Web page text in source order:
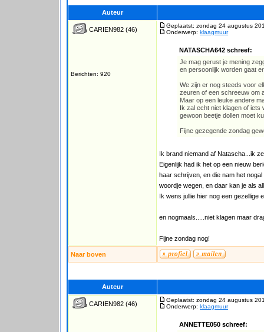
Auteur
CARIEN982 (46)
Berichten: 920
Geplaatst: zondag 24 augustus
Onderwerp: klaagmuur
NATASCHA642 schreef:
Je mag gerust je mening
en persoonlijk worden gaat
We zijn er nog steeds voor
zeuren of een schreeuw om
Maar op een leuke andere
Ik zal echt niet klagen of iets
gewoon beetje dollen moet
Fijne gezegende zondag
Ik brand niemand af Natascha...ik
Eigenlijk had ik het op een nieuw
haar schrijven, en die nam het
woordje wegen, en daar kan je als
Ik wens jullie hier nog een gezellige
en nogmaals.....niet klagen maar
Fijne zondag nog!
Naar boven
Auteur
CARIEN982 (46)
Geplaatst: zondag 24 augustus
Onderwerp: klaagmuur
ANNETTE050 schreef: